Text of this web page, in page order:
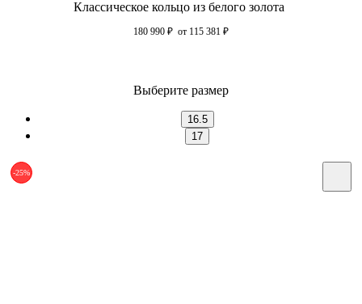
Классическое кольцо из белого золота
180 990 ₽ от 115 381 ₽
Выберите размер
16.5
17
-25%